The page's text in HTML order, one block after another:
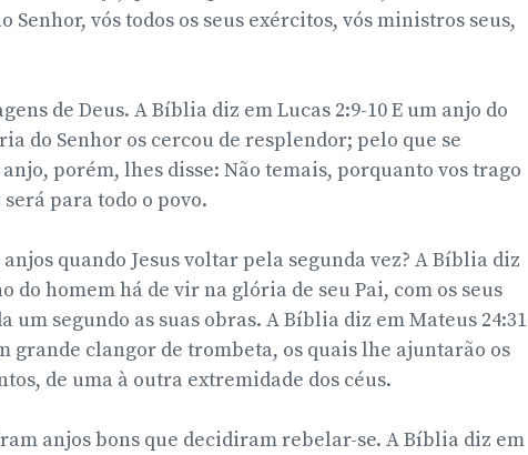
Senhor, vós todos os seus exércitos, vós ministros seus,
de Deus. A Bíblia diz em Lucas 2:9-10 E um anjo do
do Senhor os cercou de resplendor; pelo que se
porém, lhes disse: Não temais, porquanto vos trago
para todo o povo.
quando Jesus voltar pela segunda vez? A Bíblia diz
do homem há de vir na glória de seu Pai, com os seus
segundo as suas obras. A Bíblia diz em Mateus 24:31
grande clangor de trombeta, os quais lhe ajuntarão os
de uma à outra extremidade dos céus.
anjos bons que decidiram rebelar-se. A Bíblia diz em